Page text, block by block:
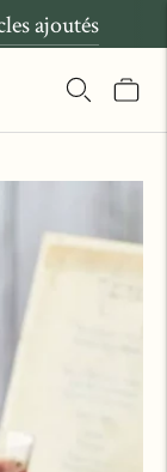
ajoutés